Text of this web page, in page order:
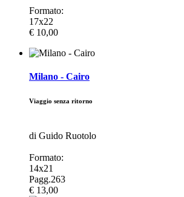
Formato:
17x22
€ 10,00
Milano - Cairo
Viaggio senza ritorno
di Guido Ruotolo
Formato:
14x21
Pagg.263
€ 13,00